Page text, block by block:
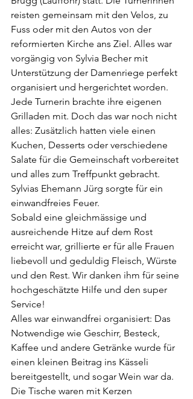
reisten gemeinsam mit den Velos, zu
Fuss oder mit den Autos von der
reformierten Kirche ans Ziel. Alles war
vorgängig von Sylvia Becher mit
Unterstützung der Damenriege perfekt
organisiert und hergerichtet worden.
Jede Turnerin brachte ihre eigenen
Grilladen mit. Doch das war noch nicht
alles: Zusätzlich hatten viele einen
Kuchen, Desserts oder verschiedene
Salate für die Gemeinschaft vorbereitet
und alles zum Treffpunkt gebracht.
Sylvias Ehemann Jürg sorgte für ein
einwandfreies Feuer.
Sobald eine gleichmässige und
ausreichende Hitze auf dem Rost
erreicht war, grillierte er für alle Frauen
liebevoll und geduldig Fleisch, Würste
und den Rest. Wir danken ihm für seine
hochgeschätzte Hilfe und den super
Service!
Alles war einwandfrei organisiert: Das
Notwendige wie Geschirr, Besteck,
Kaffee und andere Getränke wurde für
einen kleinen Beitrag ins Kässeli
bereitgestellt, und sogar Wein war da.
Die Tische waren mit Kerzen